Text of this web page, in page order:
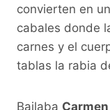
convierten en
cabales donde
carnes y el
tablas la rabia
Bailaba